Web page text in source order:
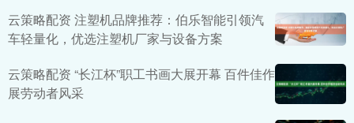
云策略配资 注塑机品牌推荐：伯乐智能引领汽
车轻量化，优选注塑机厂家与设备方案
云策略配资 “长江杯”职工书画大展开幕 百件佳作
展劳动者风采